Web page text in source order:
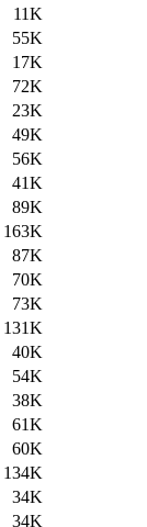
11K
55K
17K
72K
23K
49K
56K
41K
89K
163K
87K
70K
73K
131K
40K
54K
38K
61K
60K
134K
34K
34K